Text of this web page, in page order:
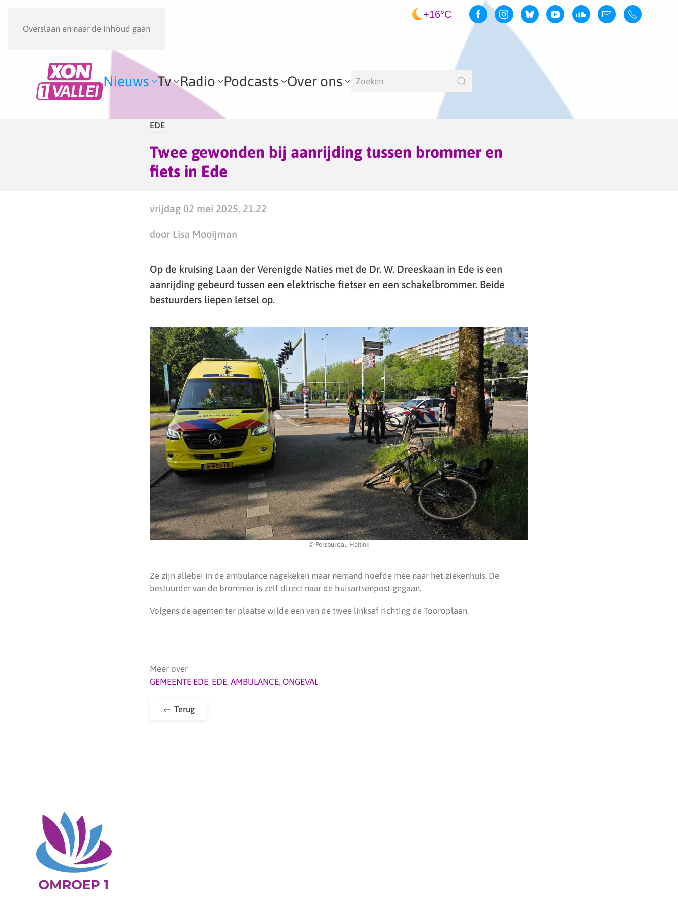
Overslaan en naar de inhoud gaan
+16°C
Nieuws Tv Radio Podcasts Over ons
EDE
Twee gewonden bij aanrijding tussen brommer en
fiets in Ede
vrijdag 02 mei 2025, 21.22
door Lisa Mooijman
Op de kruising Laan der Verenigde Naties met de Dr. W. Dreeskaan in Ede is een
aanrijding gebeurd tussen een elektrische fietser en een schakelbrommer. Beide
bestuurders liepen letsel op.
© Persbureau Heitink
Ze zijn allebei in de ambulance nagekeken maar nemand hoefde mee naar het ziekenhuis. De
bestuurder van de brommer is zelf direct naar de huisartsenpost gegaan.
Volgens de agenten ter plaatse wilde een van de twee linksaf richting de Tooroplaan.
Meer over
GEMEENTE EDE, EDE, AMBULANCE, ONGEVAL
Terug